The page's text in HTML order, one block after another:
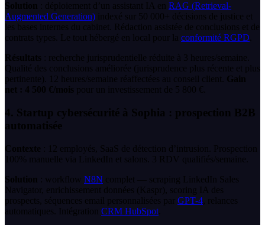
Solution : déploiement d’un assistant IA en RAG (Retrieval-
Augmented Generation) indexé sur 50 000+ décisions de justice et
les bases internes du cabinet. Rédaction assistée de conclusions et de
contrats types. Le tout hébergé en local pour la conformité RGPD
Résultats : recherche jurisprudentielle réduite à 3 heures/semaine.
Qualité des conclusions améliorée (jurisprudence plus récente et plus
pertinente). 12 heures/semaine réaffectées au conseil client. Gain
net : 4 500 €/mois pour un investissement de 5 800 €.
4. Startup cybersécurité à Sophia : prospection B2B
automatisée
Contexte : 12 employés, SaaS de détection d’intrusion. Prospection
100% manuelle via LinkedIn et salons. 3 RDV qualifiés/semaine.
Solution : workflow N8N complet — scraping LinkedIn Sales
Navigator, enrichissement données (Kaspr), scoring IA des
prospects, séquences email personnalisées par GPT-4 , relances
automatiques. Intégration CRM HubSpot